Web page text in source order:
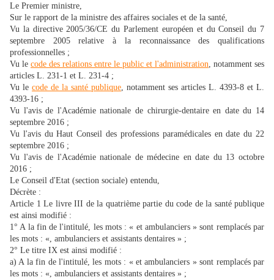
Le Premier ministre,
Sur le rapport de la ministre des affaires sociales et de la santé,
Vu la directive 2005/36/CE du Parlement européen et du Conseil du 7
septembre 2005 relative à la reconnaissance des qualifications
professionnelles ;
Vu le code des relations entre le public et l'administration, notamment ses
articles L. 231-1 et L. 231-4 ;
Vu le code de la santé publique, notamment ses articles L. 4393-8 et L.
4393-16 ;
Vu l'avis de l'Académie nationale de chirurgie-dentaire en date du 14
septembre 2016 ;
Vu l'avis du Haut Conseil des professions paramédicales en date du 22
septembre 2016 ;
Vu l'avis de l'Académie nationale de médecine en date du 13 octobre
2016 ;
Le Conseil d'Etat (section sociale) entendu,
Décrète :
Article 1 Le livre III de la quatrième partie du code de la santé publique
est ainsi modifié :
1° A la fin de l'intitulé, les mots : « et ambulanciers » sont remplacés par
les mots : «, ambulanciers et assistants dentaires » ;
2° Le titre IX est ainsi modifié :
a) A la fin de l'intitulé, les mots : « et ambulanciers » sont remplacés par
les mots : «, ambulanciers et assistants dentaires » ;